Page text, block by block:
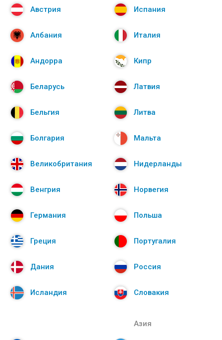
Австрия
Албания
Андорра
Беларусь
Бельгия
Болгария
Великобритания
Венгрия
Германия
Греция
Дания
Исландия
Испания
Италия
Кипр
Латвия
Литва
Мальта
Нидерланды
Норвегия
Польша
Португалия
Россия
Словакия
Азия